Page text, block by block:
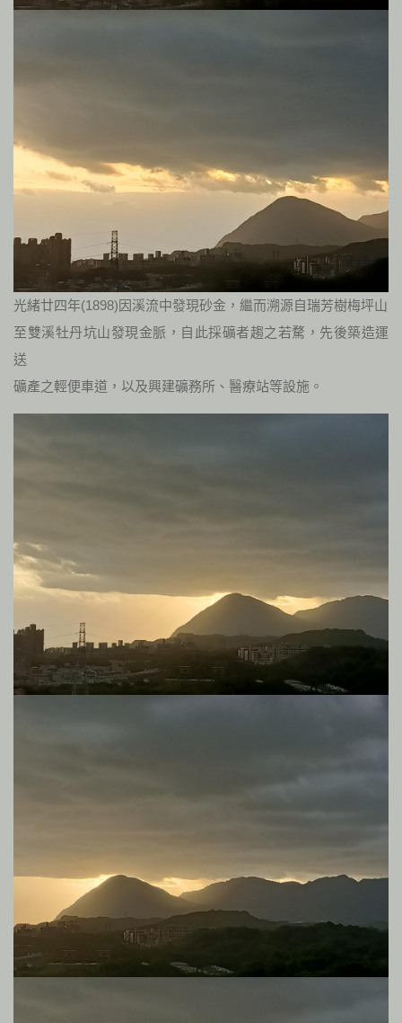
光緒廿四年(1898)因溪流中發現砂金，繼而溯源自瑞芳樹梅坪山
至雙溪牡丹坑山發現金脈，自此採礦者趨之若騖，先後築造運
送
礦產之輕便車道，以及興建礦務所、醫療站等設施。